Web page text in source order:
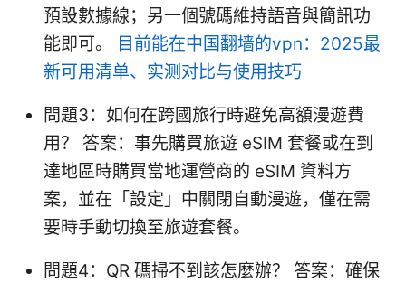
預設數據線；另一個號碼維持語音與簡訊功
能即可。
目前能在中国翻墙的vpn：2025最
新可用清单、实测对比与使用技巧
問題3：如何在跨國旅行時避免高額漫遊費
用？ 答案：事先購買旅遊 eSIM 套餐或在到
達地區時購買當地運營商的 eSIM 資料方
案，並在「設定」中關閉自動漫遊，僅在需
要時手動切換至旅遊套餐。
問題4：QR 碼掃不到該怎麼辦？ 答案：確保